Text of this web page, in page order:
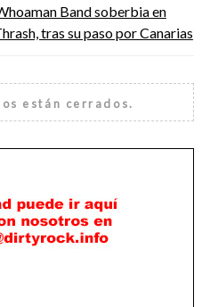
Band soberbia en
tras su paso por Canarias
están cerrados.